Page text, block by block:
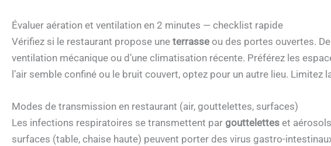
Évaluer aération et ventilation en 2 minutes — checklist rapide
Vérifiez si le restaurant propose une terrasse ou des portes ouvertes.
ventilation mécanique ou d’une climatisation récente. Préférez les
l’air semble confiné ou le bruit couvert, optez pour un autre lieu. Limitez
Modes de transmission en restaurant (air, gouttelettes, surfaces)
Les infections respiratoires se transmettent par gouttelettes et
surfaces (table, chaise haute) peuvent porter des virus gastro-